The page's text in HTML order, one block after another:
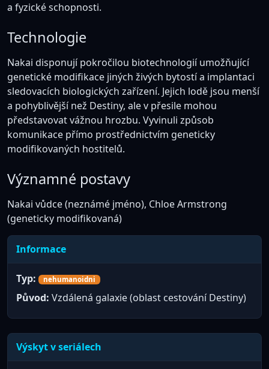
a fyzické schopnosti.
Technologie
Nakai disponují pokročilou biotechnologií umožňující
genetické modifikace jiných živých bytostí a implantaci
sledovacích biologických zařízení. Jejich lodě jsou menší
a pohyblivější než Destiny, ale v přesile mohou
představovat vážnou hrozbu. Vyvinuli způsob
komunikace přímo prostřednictvím geneticky
modifikovaných hostitelů.
Významné postavy
Nakai vůdce (neznámé jméno), Chloe Armstrong
(geneticky modifikovaná)
Informace
Typ: nehumanoidni
Původ: Vzdálená galaxie (oblast cestování Destiny)
Výskyt v seriálech